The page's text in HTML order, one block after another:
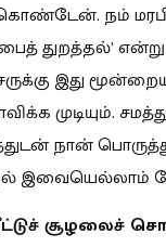
நம்
துறத்தல்’
இது
முடியும்.
நான்
இவையெல்லாம்
சூழலைச்